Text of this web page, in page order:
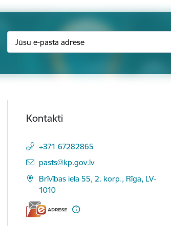
Kontakti
+371 67282865
E-pasts:
pasts@kp.gov.lv
Brīvības iela 55, 2. korp., Rīga, LV-
1010